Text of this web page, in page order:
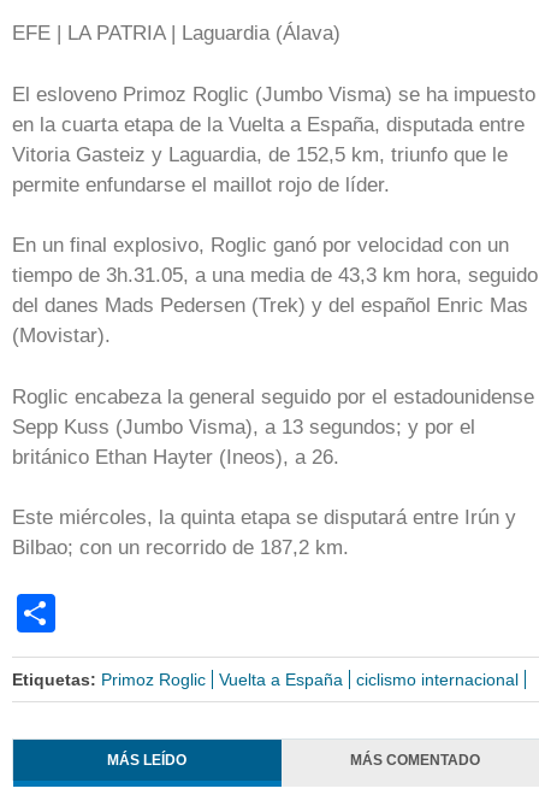
EFE | LA PATRIA | Laguardia (Álava)
El esloveno Primoz Roglic (Jumbo Visma) se ha impuesto
en la cuarta etapa de la Vuelta a España, disputada entre
Vitoria Gasteiz y Laguardia, de 152,5 km, triunfo que le
permite enfundarse el maillot rojo de líder.
En un final explosivo, Roglic ganó por velocidad con un
tiempo de 3h.31.05, a una media de 43,3 km hora, seguido
del danes Mads Pedersen (Trek) y del español Enric Mas
(Movistar).
Roglic encabeza la general seguido por el estadounidense
Sepp Kuss (Jumbo Visma), a 13 segundos; y por el
británico Ethan Hayter (Ineos), a 26.
Este miércoles, la quinta etapa se disputará entre Irún y
Bilbao; con un recorrido de 187,2 km.
Etiquetas: Primoz Roglic Vuelta a España ciclismo internacional
MÁS LEÍDO MÁS COMENTADO